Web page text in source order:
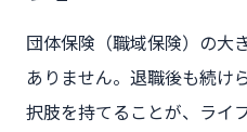
団体保険（職域保険）の大
ありません。退職後も続け
択肢を持てることが、ライ